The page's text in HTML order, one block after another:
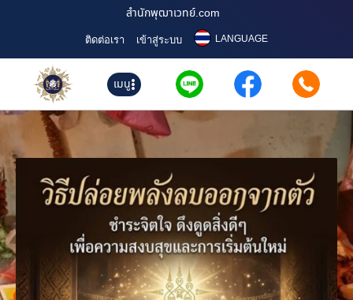
สำนักพุฒาเวทย์.com
ติดต่อเรา เข้าสู่ระบบ LANGUAGE
เมนู